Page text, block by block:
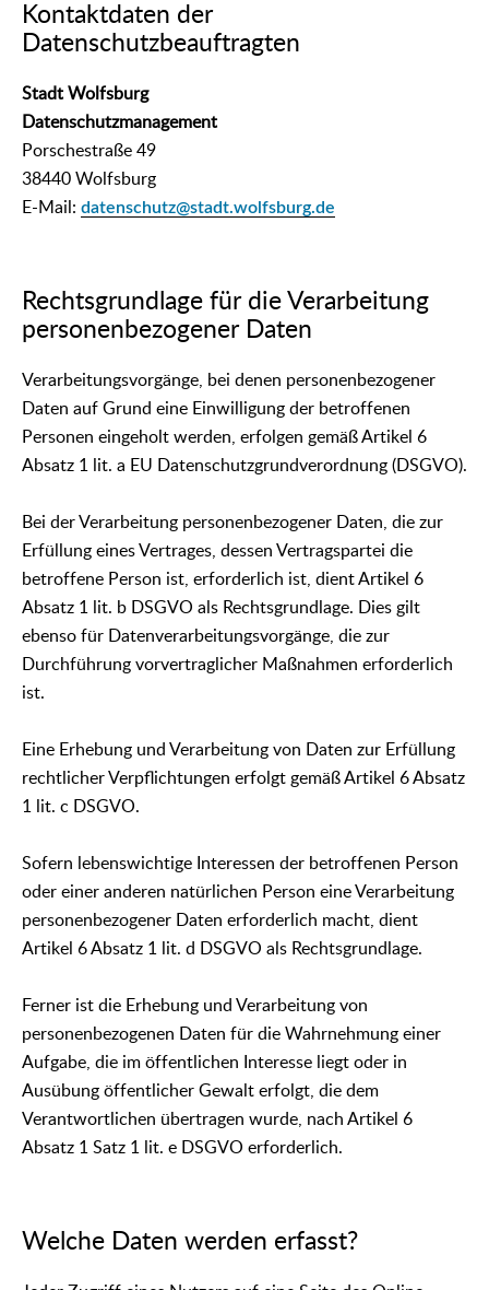
Kontaktdaten der
Datenschutzbeauftragten
Stadt Wolfsburg
Datenschutzmanagement
Porschestraße 49
38440 Wolfsburg
E-Mail: datenschutz@stadt.wolfsburg.de
Rechtsgrundlage für die Verarbeitung
personenbezogener Daten
Verarbeitungsvorgänge, bei denen personenbezogener
Daten auf Grund eine Einwilligung der betroffenen
Personen eingeholt werden, erfolgen gemäß Artikel 6
Absatz 1 lit. a EU Datenschutzgrundverordnung (DSGVO).
Bei der Verarbeitung personenbezogener Daten, die zur
Erfüllung eines Vertrages, dessen Vertragspartei die
betroffene Person ist, erforderlich ist, dient Artikel 6
Absatz 1 lit. b DSGVO als Rechtsgrundlage. Dies gilt
ebenso für Datenverarbeitungsvorgänge, die zur
Durchführung vorvertraglicher Maßnahmen erforderlich
ist.
Eine Erhebung und Verarbeitung von Daten zur Erfüllung
rechtlicher Verpflichtungen erfolgt gemäß Artikel 6 Absatz
1 lit. c DSGVO.
Sofern lebenswichtige Interessen der betroffenen Person
oder einer anderen natürlichen Person eine Verarbeitung
personenbezogener Daten erforderlich macht, dient
Artikel 6 Absatz 1 lit. d DSGVO als Rechtsgrundlage.
Ferner ist die Erhebung und Verarbeitung von
personenbezogenen Daten für die Wahrnehmung einer
Aufgabe, die im öffentlichen Interesse liegt oder in
Ausübung öffentlicher Gewalt erfolgt, die dem
Verantwortlichen übertragen wurde, nach Artikel 6
Absatz 1 Satz 1 lit. e DSGVO erforderlich.
Welche Daten werden erfasst?